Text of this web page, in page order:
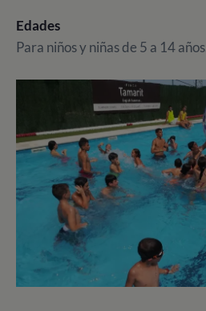
Edades
Para niños y niñas de 5 a 14